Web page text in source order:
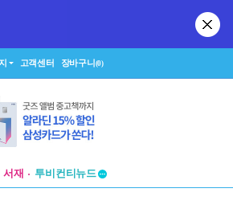
고객센터 장바구니(0)
서재
투비컨티뉴드
창작플랫폼